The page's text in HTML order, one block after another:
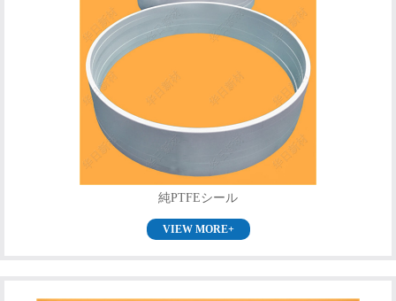
純PTFEシール
VIEW MORE+